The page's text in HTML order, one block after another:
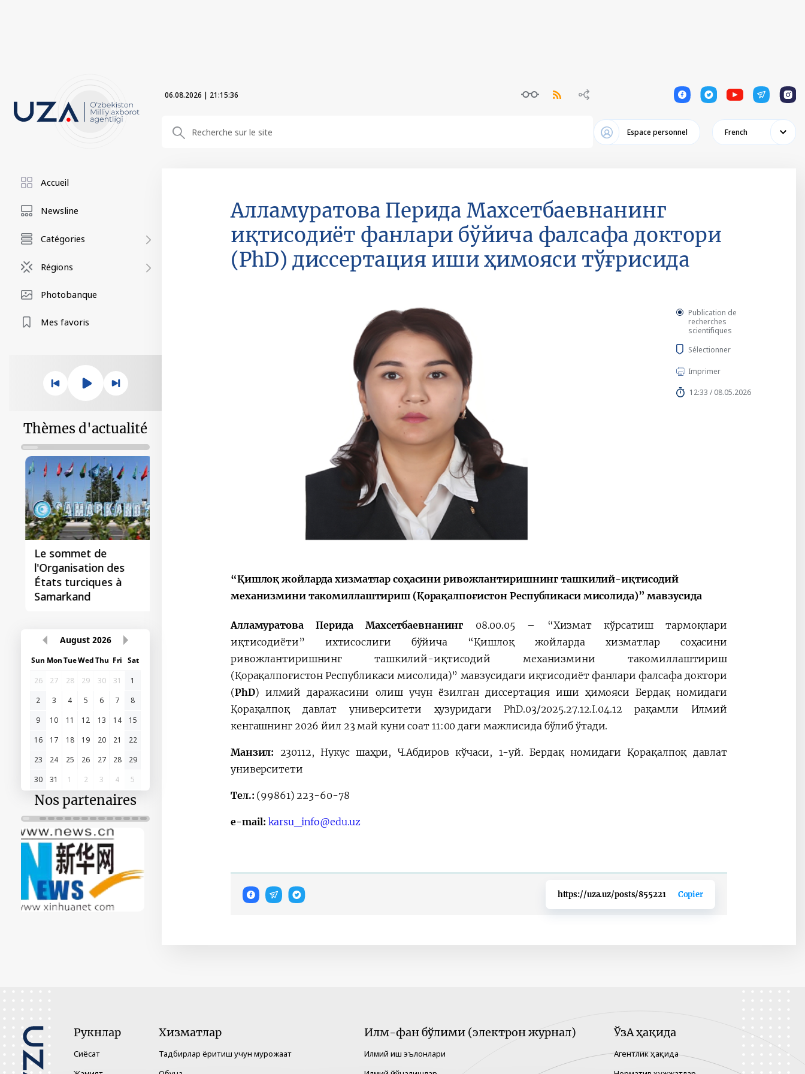
06.08.2026 | 21:15:37 1 1 1 1 1
Espace personnel French
Accueil
Newsline
Catégories
Régions
Photobanque
Mes favoris
Thèmes d'actualité
Le sommet de
l'Organisation des
États turciques à
Samarkand
August 2026
Sun MonTueWedThu Fri Sat
26
27 28 29 30 31
1
2
3 4 5 6 7
8
9
10 11 12 13 14
15
16
17 18 19 20 21
22
23
24 25 26 27 28
29
30
31 1 2 3 4 5
Nos partenaires
Алламуратова Перида Махсетбаевнанинг
иқтисодиёт фанлари бўйича фалсафа доктори
(PhD) диссертация иши ҳимояси тўғрисида
Publication de
recherches
scientifiques
Sélectionner
Imprimer
12:33 / 08.05.2026
“Қишлоқ жойларда хизматлар соҳасини ривожлантиришнинг ташкилий-иқтисодий
механизмини такомиллаштириш (Қорақалпоғистон Республикаси мисолида)” мавзусида
Алламуратова Перида Махсетбаевнанинг 08.00.05 – “Хизмат кўрсатиш тармоқлари
иқтисодиёти” ихтисослиги бўйича “Қишлоқ жойларда хизматлар соҳасини
ривожлантиришнинг ташкилий-иқтисодий механизмини такомиллаштириш
(Қорақалпоғистон Республикаси мисолида)” мавзусидаги иқтисодиёт фанлари фалсафа доктори
(PhD) илмий даражасини олиш учун ёзилган диссертация иши ҳимоясиБердақ номидаги
Қорақалпоқ давлат университети ҳузуридаги PhD.03/2025.27.12.I.04.12 рақамли Илмий
кенгашнинг 2026 йил 23 май куни соат 11:00 даги мажлисида бўлиб ўтади.
Манзил: 230112, Нукус шаҳри, Ч.Aбдиров кўчаси, 1-уй. Бердақ номидаги Қорақалпоқ давлат
университети
Тел.: (99861) 223-60-78
e-mail: karsu_info@edu.uz
https://uza.uz/posts/855221 Copier
Рукнлар
Сиёсат
Хизматлар
Тадбирлар ёритиш учун мурожаат
Илм-фан бўлими (электрон журнал)
Илмий иш эълонлари
ЎзА ҳақида
Агентлик ҳақида